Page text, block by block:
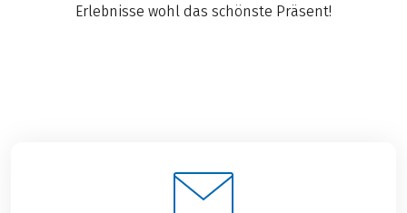
Erlebnisse wohl das schönste Präsent!